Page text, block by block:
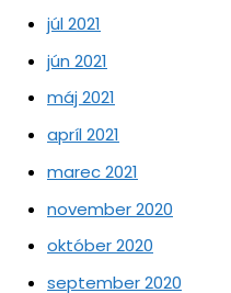
júl 2021
jún 2021
máj 2021
apríl 2021
marec 2021
november 2020
október 2020
september 2020